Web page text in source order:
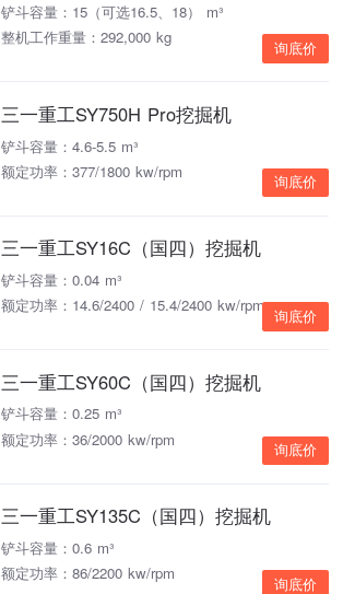
铲斗容量：15（可选16.5、18） m³
整机工作重量：292,000 kg
询底价
三一重工SY750H Pro挖掘机
铲斗容量：4.6-5.5 m³
额定功率：377/1800 kw/rpm
询底价
三一重工SY16C（国四）挖掘机
铲斗容量：0.04 m³
额定功率：14.6/2400 / 15.4/2400 kw/rpm
询底价
三一重工SY60C（国四）挖掘机
铲斗容量：0.25 m³
额定功率：36/2000 kw/rpm
询底价
三一重工SY135C（国四）挖掘机
铲斗容量：0.6 m³
额定功率：86/2200 kw/rpm
询底价